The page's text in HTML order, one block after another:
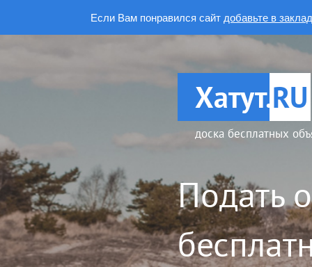
Если Вам понравился сайт добавьте в
Хатут.RU
доска бесплатных
Подать